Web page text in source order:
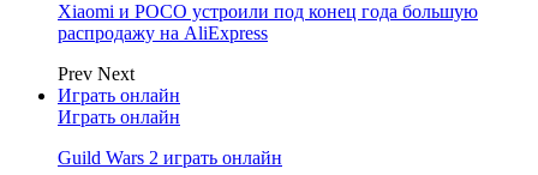
Xiaomi и POCO устроили под конец года большую
распродажу на AliExpress
Prev Next
Играть онлайн
Играть онлайн
Guild Wars 2 играть онлайн